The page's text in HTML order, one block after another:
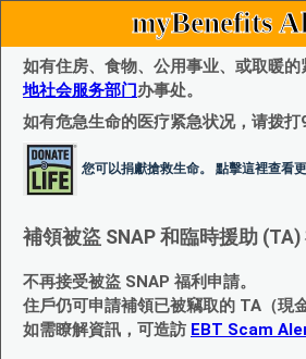
myBenefits
如有住房、食物、公用事业、或取暖
地社会服务部门办事处。
如有危急生命的医疗紧急状况，请拨打
您可以捐獻搶救生命。 點擊這裡查看
補領被盜 SNAP 和臨時援助 (TA)
不再接受被盜 SNAP 福利申請。
住戶仍可申請補領已被竊取的 TA（現
如需瞭解資訊，可造訪 EBT Scam